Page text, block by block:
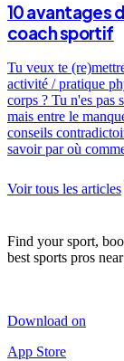
10 avantages
coach sportif
Tu veux te
activité / pratique
corps ? Tu n'es pas
mais entre le
conseils
savoir par où
Voir tous les articles
Find your sport,
best sports pros
Download on
App Store